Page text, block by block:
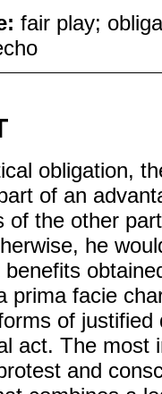
fair play;
obligation,
of an
of the other
he
prima facie
of
act. The most
and